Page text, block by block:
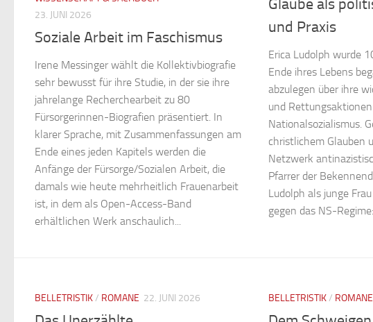
23. JUNI 2026
Soziale Arbeit im Faschismus
Irene Messinger wählt die Kollektivbiografie
sehr bewusst für ihre Studie, in der sie ihre
jahrelange Recherchearbeit zu 80
Fürsorgerinnen-Biografien präsentiert. In
klarer Sprache, mit Zusammenfassungen am
Ende eines jeden Kapitels werden die
Anfänge der Fürsorge/Sozialen Arbeit, die
damals wie heute mehrheitlich Frauenarbeit
ist, in dem als Open-Access-Band
erhältlichen Werk anschaulich...
Glaube als
und Praxis
Erica Ludolph wurde
Ende ihres Lebens
abzulegen über ihre
und
Nationalsozialismus.
christlichem Glauben
Netzwerk
Pfarrer der
Ludolph als junge
gegen das NS-
BELLETRISTIK/ ROMANE 22. JUNI 2026 BELLETRISTIK/ ROMANE